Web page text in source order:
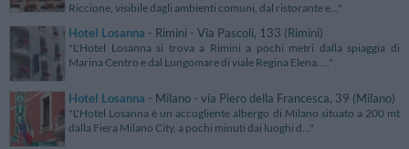
Riccione, visibile dagli ambienti comuni, dal ristorante e..."
Hotel Losanna - Rimini - Via Pascoli, 133 (Rimini)
"L'Hotel Losanna si trova a Rimini a pochi metri dalla spiaggia di
Marina Centro e dal Lungomare di viale Regina Elena. ..."
Hotel Losanna - Milano - via Piero della Francesca, 39 (Milano)
"L'Hotel Losanna è un accogliente albergo di Milano situato a 200 mt
dalla Fiera Milano City, a pochi minuti dai luoghi d..."